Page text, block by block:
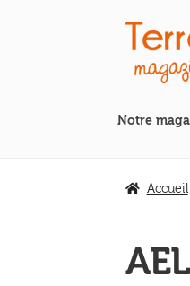
Aller
à
la
Aller
au
contenu
Notre
Accueil